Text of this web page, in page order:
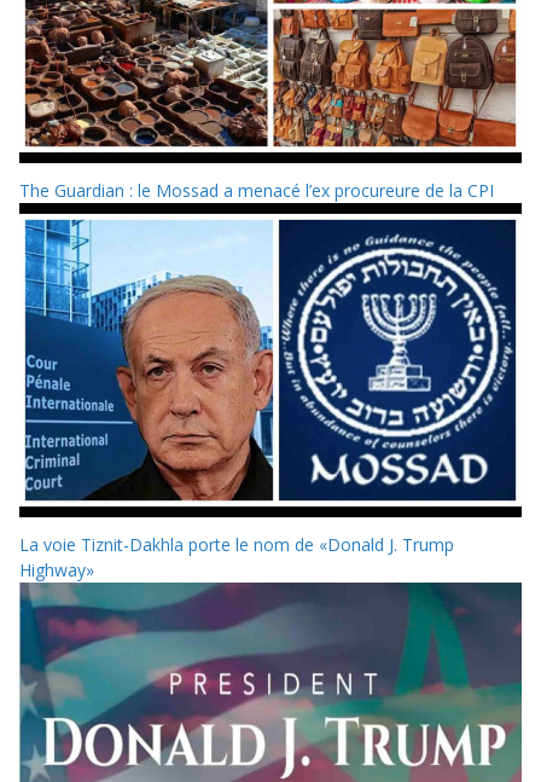
The Guardian : le Mossad a menacé l’ex procureure de la CPI
La voie Tiznit-Dakhla porte le nom de «Donald J. Trump
Highway»